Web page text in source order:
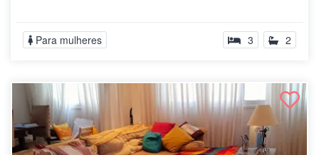
Para mulheres 3 2